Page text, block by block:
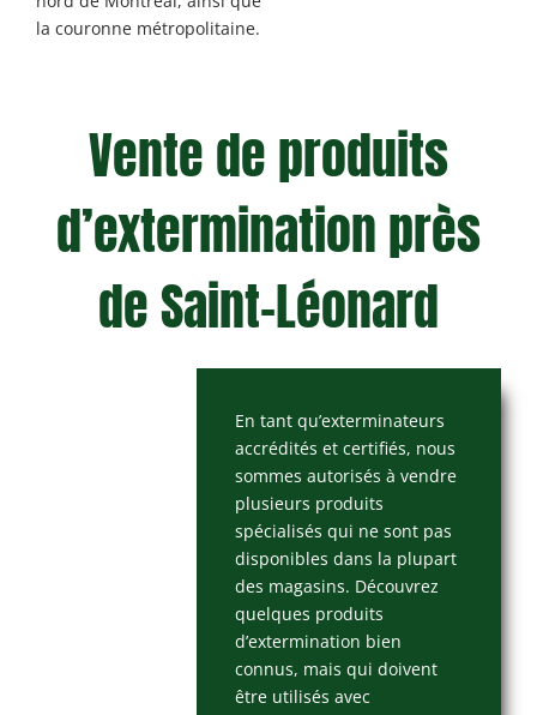
la couronne métropolitaine.
Vente de produits
d’extermination près
de Saint-Léonard
En tant qu’exterminateurs
accrédités et certifiés, nous
sommes autorisés à vendre
plusieurs produits
spécialisés qui ne sont pas
disponibles dans la plupart
des magasins. Découvrez
quelques produits
d’extermination bien
connus, mais qui doivent
être utilisés avec